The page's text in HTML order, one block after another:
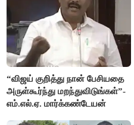
“விஜய் குறித்து நான் பேசியதை
அருள்கூர்ந்து மறந்துவிடுங்கள்”-
எம்.எல்.ஏ. மார்க்கண்டேயன்